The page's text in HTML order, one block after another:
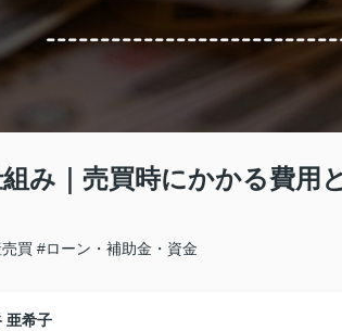
み｜売買時にかかる費用
買 #ローン・補助金・資金
亜希子